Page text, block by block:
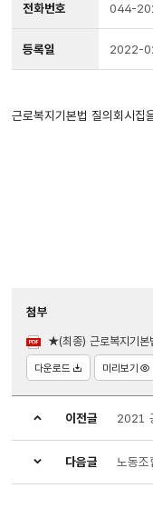
전화번호 044-
등록일 2022-
근로복지기본법 질의회시집
첨부
★(최종) 근로복지기
다운로드 미리보기
이전글 2021
다음글 노동